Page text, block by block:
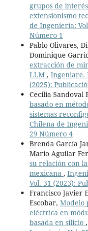
grupos de
extensionismo
de Ingeniería:
Número 1
Pablo Olivares,
Dominique
extracción de
LLM , Ingeniare.
(2025):
Cecilia Sandoval
basado en
sistemas
Chilena de
29 Número 4
Brenda García
Mario Aguilar
su relación con
mexicana ,
Vol. 31 (2023):
Francisco Javier
Escobar, Modelo
eléctrica en
basada en silicio ,